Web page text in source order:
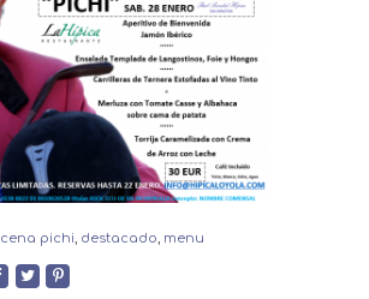
cena pichi destacado menu